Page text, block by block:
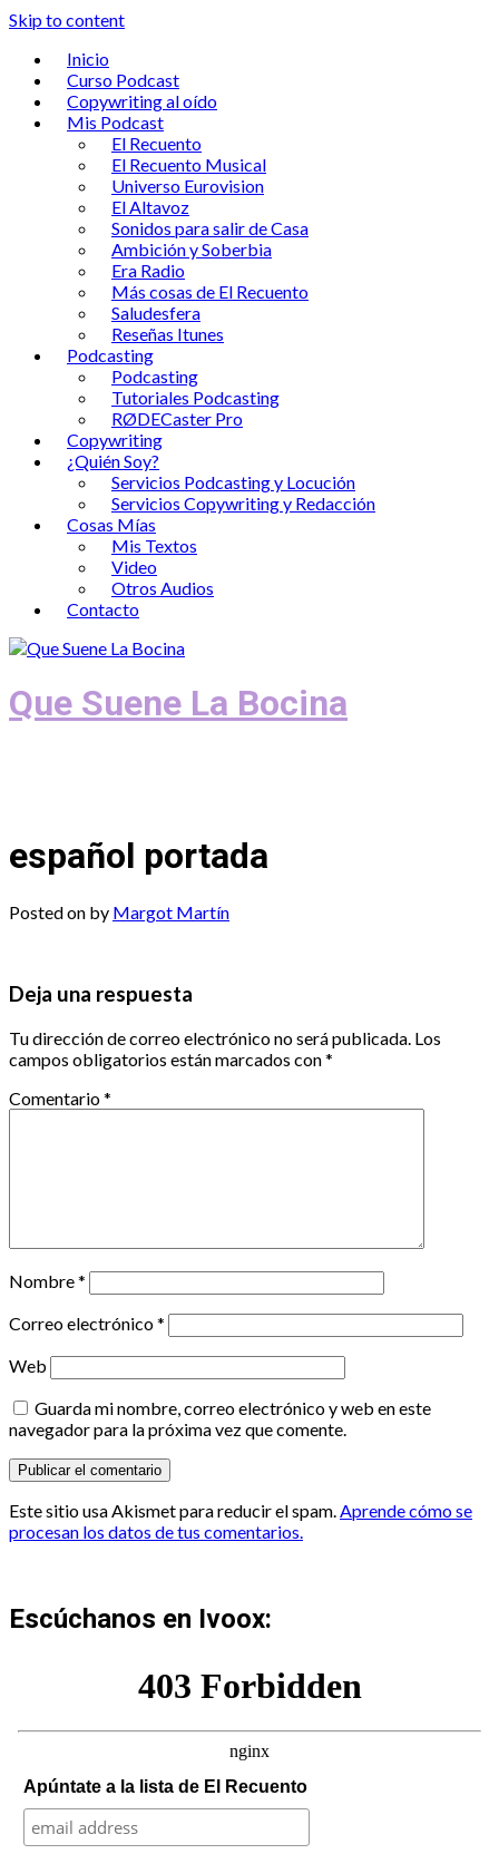
Skip to content
Inicio
Curso Podcast
Copywriting al oído
Mis Podcast
El Recuento
El Recuento Musical
Universo Eurovision
El Altavoz
Sonidos para salir de Casa
Ambición y Soberbia
Era Radio
Más cosas de El Recuento
Saludesfera
Reseñas Itunes
Podcasting
Podcasting
Tutoriales Podcasting
RØDECaster Pro
Copywriting
¿Quién Soy?
Servicios Podcasting y Locución
Servicios Copywriting y Redacción
Cosas Mías
Mis Textos
Video
Otros Audios
Contacto
Que Suene La Bocina
español portada
Posted on by Margot Martín
Deja una respuesta
Tu dirección de correo electrónico no será publicada. Los
campos obligatorios están marcados con*
Comentario*
Nombre*
Correo electrónico*
Web
Guarda mi nombre, correo electrónico y web en este
navegador para la próxima vez que comente.
Este sitio usa Akismet para reducir el spam.Aprende cómo se
procesan los datos de tus comentarios.
Escúchanos en Ivoox:
Apúntate a la lista de El Recuento